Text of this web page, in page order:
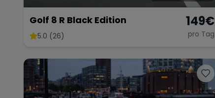
Golf 8 R Black Edition
5.0 (26)
149€
pro Tag